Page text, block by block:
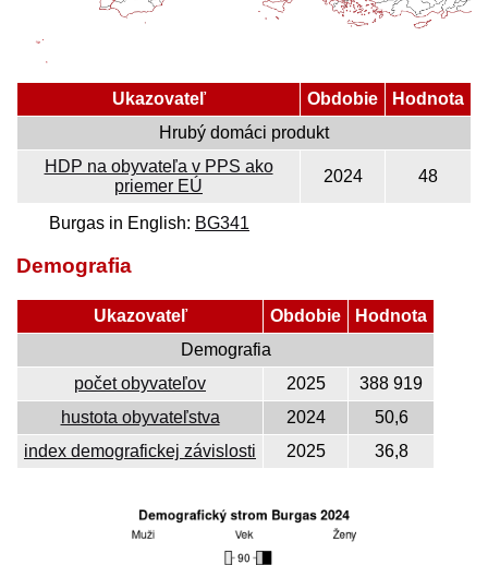
Ukazovateľ Obdobie
Hodnota
Hrubý domáci produkt
HDP na obyvateľa v PPS ako
priemer EÚ
2024 48
Burgas in English: BG341
Demografia
Ukazovateľ Obdobie
Hodnota
Demografia
počet obyvateľov
2025
388 919
hustota obyvateľstva
2024
50,6
index demografickej závislosti
2025 36,8